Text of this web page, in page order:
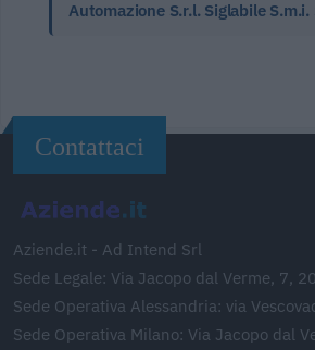
Automazione S.r.l. Siglabile S.m.i.
Contattaci
Aziende.it - Ad Intend Srl
Sede Legale: Via Jacopo dal Verme, 7,
Sede Operativa Alessandria: via
Sede Operativa Milano: Via Jacopo dal